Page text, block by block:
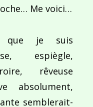
Me voici…
que je suis
espiègle,
rêveuse
absolument,
semblerait-